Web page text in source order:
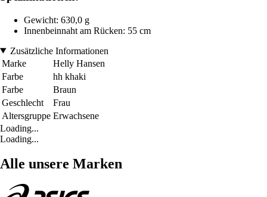
Gewicht: 630,0 g
Innenbeinnaht am Rücken: 55 cm
Zusätzliche Informationen
Marke
Helly Hansen
Farbe
hh khaki
Farbe
Braun
Geschlecht
Frau
Altersgruppe Erwachsene
Loading...
Loading...
Alle unsere Marken